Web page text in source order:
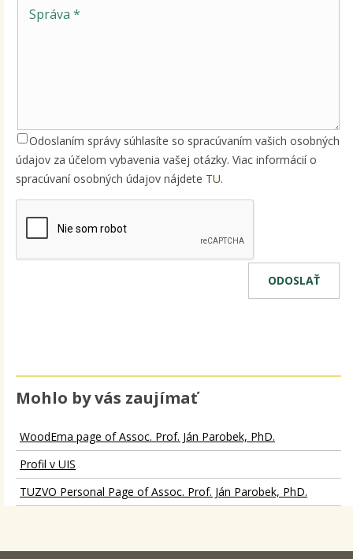
Odoslaním správy súhlasíte so spracúvaním vašich osobných
údajov za účelom vybavenia vašej otázky. Viac informácií o
spracúvaní osobných údajov nájdete TU.
Mohlo by vás zaujímať
WoodEma page of Assoc. Prof. Ján Parobek, PhD.
Profil v UIS
TUZVO Personal Page of Assoc. Prof. Ján Parobek, PhD.